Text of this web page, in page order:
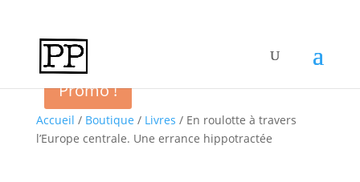
Accueil / Boutique / Livres / En roulotte à travers
l’Europe centrale. Une errance hippotractée
Promo !